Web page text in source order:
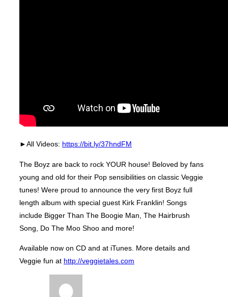
►All Videos: https://bit.ly/37hndFM
The Boyz are back to rock YOUR house! Beloved by fans
young and old for their Pop sensibilities on classic Veggie
tunes! Were proud to announce the very first Boyz full
length album with special guest Kirk Franklin! Songs
include Bigger Than The Boogie Man, The Hairbrush
Song, Do The Moo Shoo and more!
Available now on CD and at iTunes. More details and
Veggie fun at http://veggietales.com